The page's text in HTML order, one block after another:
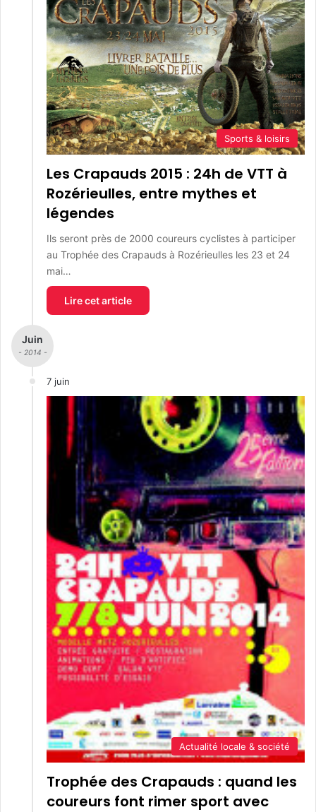
Sports & loisirs
Les Crapauds 2015 : 24h de VTT à
Rozérieulles, entre mythes et
légendes
Ils seront près de 2000 coureurs cyclistes à participer
au Trophée des Crapauds à Rozérieulles les 23 et 24
mai…
Lire cet article
Juin
- 2014 -
7 juin
Actualité locale & société
Trophée des Crapauds : quand les
coureurs font rimer sport avec